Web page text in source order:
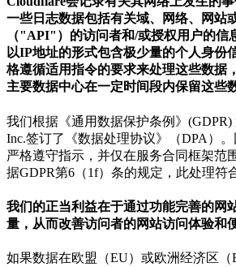
一些日志数据包括有关域、网络、网站
（"API"）的访问者和/或授权用户的信
以IP地址的形式包含极少量的个人身份
格遵循适用指令的要求来处理这些数据
主要数据中心在一定时间段内保留这些
我们根据《通用数据保护条例》(GDPR)
Inc.签订了《数据处理协议》（DPA）
严格遵守指示，并仅在服务合同框架范
据GDPR第6（1f）条的规定，此处理符
我们的正当利益在于通过功能完善的网
量，从而改善访问者的网站访问体验和
如果数据在欧盟（EU）或欧洲经济区（